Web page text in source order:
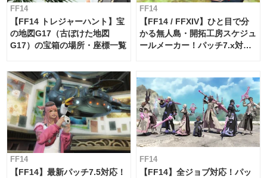
FF14
【FF14 トレジャーハント】宝
の地図G17（古ぼけた地図
G17）の宝箱の場所・座標一覧
FF14
【FF14 / FFXIV】ひと目で分
かる無人島・開拓工房スケジュ
ールメーカー！パッチ7.x対応
FF14
【FF14】最新パッチ7.5対応！
FF14
【FF14】全ジョブ対応！パッ